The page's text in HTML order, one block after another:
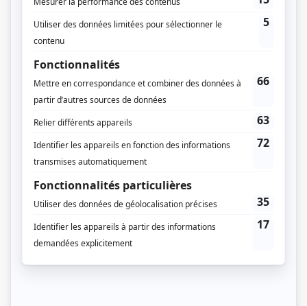
Nanoby
Diffuseur(s)
Illico+
Dates de diffusion
Du 7 septembre 2023 au 8 octobre 2023
Durée et heure de diffusion
Saison 1: Du 7 septembre 2023 au 5 octobre 2023 (chaque jeudi, 21h00) (90
minutes)
Récompenses
Dorval (Madeleine Larouche)